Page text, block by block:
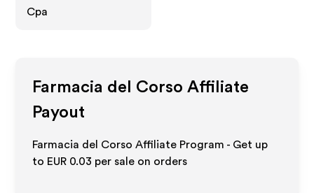
Cpa
Farmacia del Corso Affiliate
Payout
Farmacia del Corso Affiliate Program - Get up
to EUR 0.03 per sale on orders